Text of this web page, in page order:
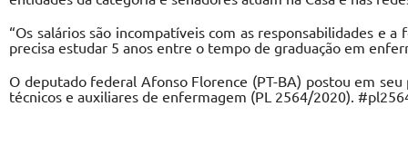
“Os salários são incompatíveis com as responsabilidades e
precisa estudar 5 anos entre o tempo de graduação em
O deputado federal Afonso Florence (PT-BA) postou em
técnicos e auxiliares de enfermagem (PL 2564/2020).